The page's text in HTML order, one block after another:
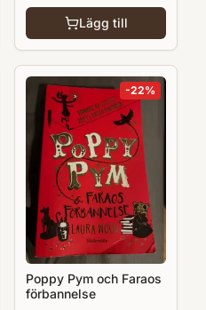
Lägg till
-22%
Poppy Pym och Faraos
förbannelse